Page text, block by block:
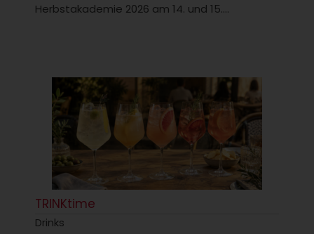
Herbstakademie 2026 am 14. und 15....
TRINKtime
Drinks